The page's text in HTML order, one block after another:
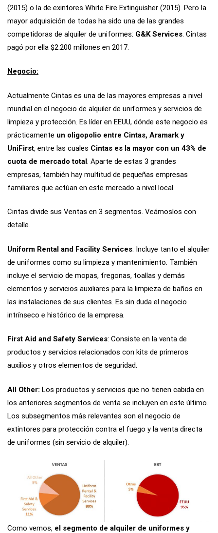
(2015) o la de exintores White Fire Extinguisher (2015). Pero la
mayor adquisición de todas ha sido una de las grandes
competidoras de alquiler de uniformes: G&K Services . Cintas
pagó por ella $2.200 millones en 2017.
Negocio:
Actualmente Cintas es una de las mayores empresas a nivel
mundial en el negocio de alquiler de uniformes y servicios de
limpieza y protección. Es líder en EEUU, dónde este negocio es
prácticamente un oligopolio entre Cintas, Aramark y
UniFirst, entre las cuales Cintas es la mayor con un 43% de
cuota de mercado total . Aparte de estas 3 grandes
empresas, también hay multitud de pequeñas empresas
familiares que actúan en este mercado a nivel local.
Cintas divide sus Ventas en 3 segmentos. Veámoslos con
detalle.
Uniform Rental and Facility Services: Incluye tanto el alquiler
de uniformes como su limpieza y mantenimiento. También
incluye el servicio de mopas, fregonas, toallas y demás
elementos y servicios auxiliares para la limpieza de baños en
las instalaciones de sus clientes. Es sin duda el negocio
intrínseco e histórico de la empresa.
First Aid and Safety Services: Consiste en la venta de
productos y servicios relacionados con kits de primeros
auxilios y otros elementos de seguridad.
All Other: Los productos y servicios que no tienen cabida en
los anteriores segmentos de venta se incluyen en este último.
Los subsegmentos más relevantes son el negocio de
extintores para protección contra el fuego y la venta directa
de uniformes (sin servicio de alquiler).
Como vemos, el segmento de alquiler de uniformes y